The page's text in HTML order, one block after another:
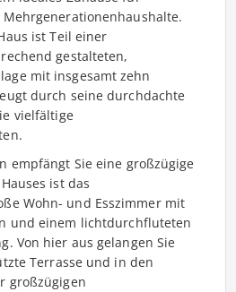
Mehrgenerationenhaushalte.
ist Teil einer
gestalteten,
mit insgesamt zehn
durch seine durchdachte
vielfältige
empfängt Sie eine großzügige
ist das
Wohn- und Esszimmer mit
und einem lichtdurchfluteten
Von hier aus gelangen Sie
Terrasse und in den
großzügigen